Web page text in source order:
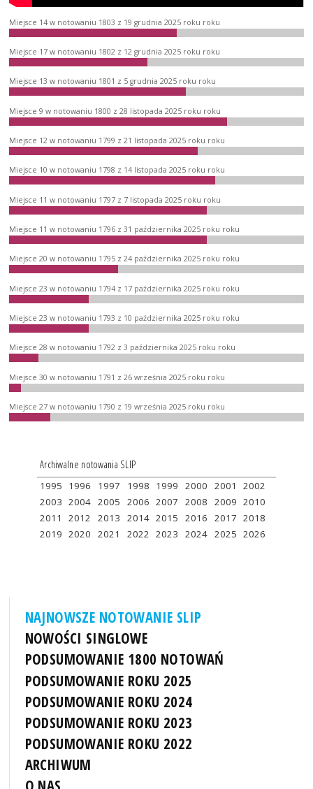
Miejsce 14 w notowaniu 1803 z 19 grudnia 2025 roku roku
Miejsce 17 w notowaniu 1802 z 12 grudnia 2025 roku roku
Miejsce 13 w notowaniu 1801 z 5 grudnia 2025 roku roku
Miejsce 9 w notowaniu 1800 z 28 listopada 2025 roku roku
Miejsce 12 w notowaniu 1799 z 21 listopada 2025 roku roku
Miejsce 10 w notowaniu 1798 z 14 listopada 2025 roku roku
Miejsce 11 w notowaniu 1797 z 7 listopada 2025 roku roku
Miejsce 11 w notowaniu 1796 z 31 października 2025 roku roku
Miejsce 20 w notowaniu 1795 z 24 października 2025 roku roku
Miejsce 23 w notowaniu 1794 z 17 października 2025 roku roku
Miejsce 23 w notowaniu 1793 z 10 października 2025 roku roku
Miejsce 28 w notowaniu 1792 z 3 października 2025 roku roku
Miejsce 30 w notowaniu 1791 z 26 września 2025 roku roku
Miejsce 27 w notowaniu 1790 z 19 września 2025 roku roku
Archiwalne notowania SLIP
1995 1996 1997 1998 1999 2000 2001
2002
2003 2004 2005 2006 2007 2008 2009 2010
2011
2012 2013 2014 2015 2016 2017 2018
2019 2020 2021 2022 2023 2024 2025 2026
NAJNOWSZE NOTOWANIE SLIP
NOWOŚCI SINGLOWE
PODSUMOWANIE 1800 NOTOWAŃ
PODSUMOWANIE ROKU 2025
PODSUMOWANIE ROKU 2024
PODSUMOWANIE ROKU 2023
PODSUMOWANIE ROKU 2022
ARCHIWUM